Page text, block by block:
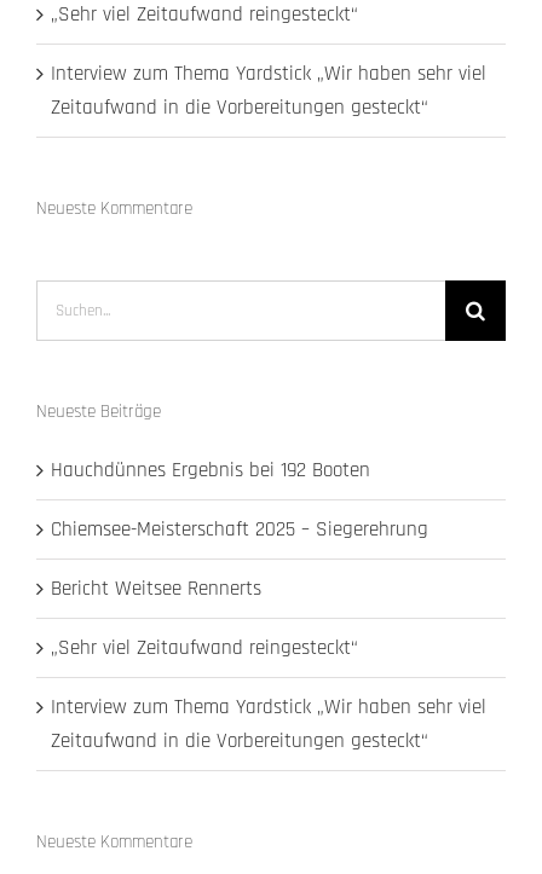
„Sehr viel Zeitaufwand reingesteckt“
Interview zum Thema Yardstick „Wir haben sehr viel
Zeitaufwand in die Vorbereitungen gesteckt“
Neueste Kommentare
Neueste Beiträge
Hauchdünnes Ergebnis bei 192 Booten
Chiemsee-Meisterschaft 2025 – Siegerehrung
Bericht Weitsee Rennerts
„Sehr viel Zeitaufwand reingesteckt“
Interview zum Thema Yardstick „Wir haben sehr viel
Zeitaufwand in die Vorbereitungen gesteckt“
Neueste Kommentare